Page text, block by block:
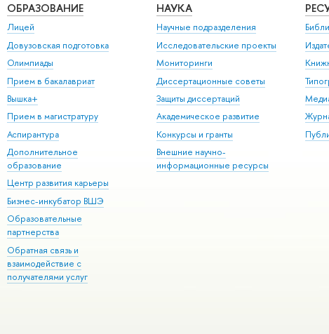
ОБРАЗОВАНИЕ
Лицей
Довузовская подготовка
Олимпиады
Прием в бакалавриат
Вышка+
Прием в магистратуру
Аспирантура
Дополнительное
образование
Центр развития карьеры
Бизнес-инкубатор ВШЭ
Образовательные
партнерства
Обратная связь и
взаимодействие с
получателями услуг
НАУКА
Научные подразделения
Исследовательские проекты
Мониторинги
Диссертационные советы
Защиты диссертаций
Академическое развитие
Конкурсы и гранты
Внешние научно-
информационные ресурсы